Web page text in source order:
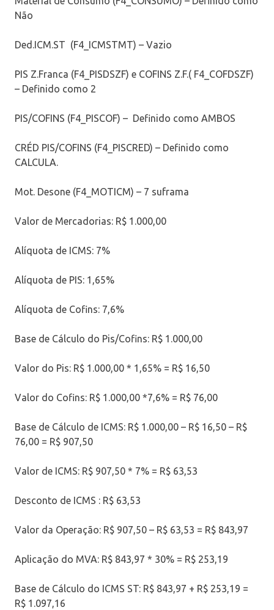
Não
Ded.ICM.ST (F4_ICMSTMT) – Vazio
PIS Z.Franca (F4_PISDSZF) e COFINS Z.F.( F4_COFDSZF)
– Definido como 2
PIS/COFINS (F4_PISCOF) – Definido como AMBOS
CRÉD PIS/COFINS (F4_PISCRED) – Definido como
CALCULA.
Mot. Desone (F4_MOTICM) – 7 suframa
Valor de Mercadorias: R$ 1.000,00
Alíquota de ICMS: 7%
Alíquota de PIS: 1,65%
Alíquota de Cofins: 7,6%
Base de Cálculo do Pis/Cofins: R$ 1.000,00
Valor do Pis: R$ 1.000,00 * 1,65% = R$ 16,50
Valor do Cofins: R$ 1.000,00 *7,6% = R$ 76,00
Base de Cálculo de ICMS: R$ 1.000,00 – R$ 16,50 – R$
76,00 = R$ 907,50
Valor de ICMS: R$ 907,50 * 7% = R$ 63,53
Desconto de ICMS : R$ 63,53
Valor da Operação: R$ 907,50 – R$ 63,53 = R$ 843,97
Aplicação do MVA: R$ 843,97 * 30% = R$ 253,19
Base de Cálculo do ICMS ST: R$ 843,97 + R$ 253,19 =
R$ 1.097,16